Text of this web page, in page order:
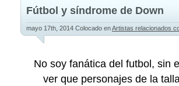
Fútbol y síndrome de Down
mayo 17th, 2014 Colocado enArtistas relacionados
No soy fanática del futbol, sin
ver que personajes de la